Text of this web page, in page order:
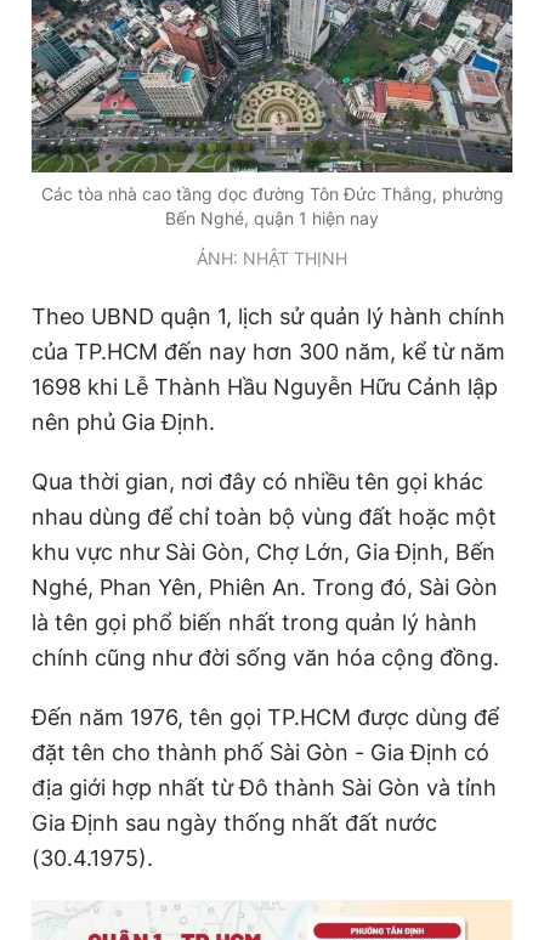
Các tòa nhà cao tầng dọc đường Tôn Đức Thắng, phường
Bến Nghé, quận 1 hiện nay
ẢNH: NHẬT THỊNH
Theo UBND quận 1, lịch sử quản lý hành chính
của TP.HCM đến nay hơn 300 năm, kể từ năm
1698 khi Lễ Thành Hầu Nguyễn Hữu Cảnh lập
nên phủ Gia Định.
Qua thời gian, nơi đây có nhiều tên gọi khác
nhau dùng để chỉ toàn bộ vùng đất hoặc một
khu vực như Sài Gòn, Chợ Lớn, Gia Định, Bến
Nghé, Phan Yên, Phiên An. Trong đó, Sài Gòn
là tên gọi phổ biến nhất trong quản lý hành
chính cũng như đời sống văn hóa cộng đồng.
Đến năm 1976, tên gọi TP.HCM được dùng để
đặt tên cho thành phố Sài Gòn - Gia Định có
địa giới hợp nhất từ Đô thành Sài Gòn và tỉnh
Gia Định sau ngày thống nhất đất nước
(30.4.1975).